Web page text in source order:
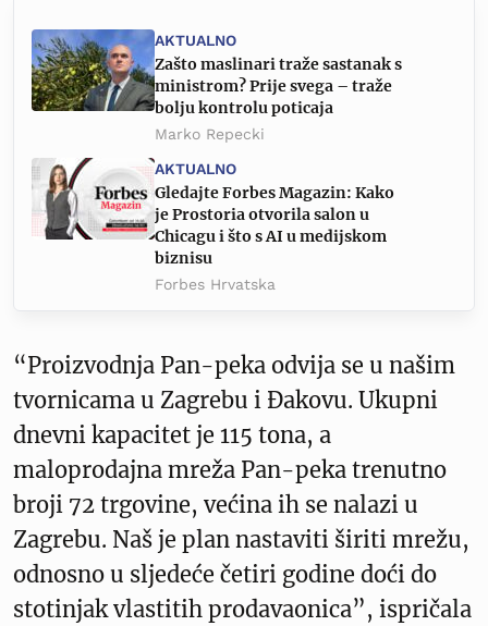
AKTUALNO
Zašto maslinari traže sastanak s
ministrom? Prije svega – traže
bolju kontrolu poticaja
Marko Repecki
AKTUALNO
Gledajte Forbes Magazin: Kako
je Prostoria otvorila salon u
Chicagu i što s AI u medijskom
biznisu
Forbes Hrvatska
“Proizvodnja Pan-peka odvija se u našim
tvornicama u Zagrebu i Đakovu. Ukupni
dnevni kapacitet je 115 tona, a
maloprodajna mreža Pan-peka trenutno
broji 72 trgovine, većina ih se nalazi u
Zagrebu. Naš je plan nastaviti širiti mrežu,
odnosno u sljedeće četiri godine doći do
stotinjak vlastitih prodavaonica”, ispričala